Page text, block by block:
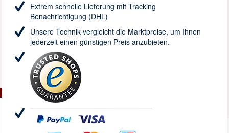
Extrem schnelle Lieferung mit Tracking
Benachrichtigung (DHL)
Unsere Technik vergleicht die Marktpreise, um Ihnen
jederzeit einen günstigen Preis anzubieten.